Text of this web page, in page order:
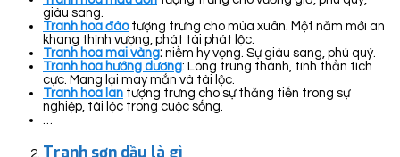
giàu sang.
Tranh hoa đàotượng trưng cho mùa xuân. Một năm mới an
khang thịnh vượng, phát tài phát lộc.
Tranh hoa mai vàng: niềm hy vọng. Sự giàu sang, phú quý.
Tranh hoa hướng dương: Lòng trung thành, tình thần tích
cực. Mang lại may mắn và tài lộc.
Tranh hoa lan tượng trưng cho sự thăng tiến trong sự
nghiệp, tài lộc trong cuộc sống.
…
Tranh sơn dầu là gì